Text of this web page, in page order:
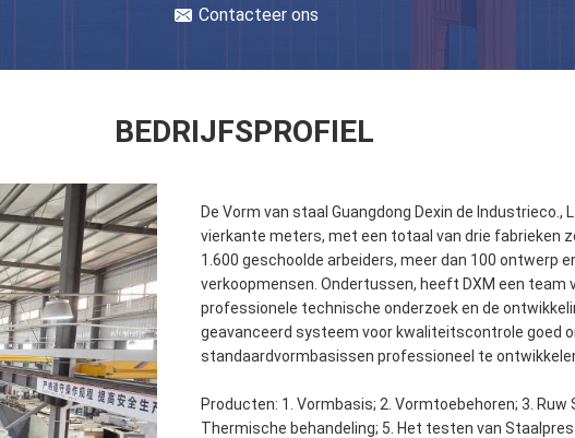
Contacteer ons
BEDRIJFSPROFIEL
De Vorm van staal Guangdong Dexin de
vierkante meters, met een totaal van drie fabrieken
1.600 geschoolde arbeiders, meer dan 100 ontwerp
verkoopmensen. Ondertussen, heeft DXM een team
professionele technische onderzoek en de
geavanceerd systeem voor kwaliteitscontrole goed
standaardvormbasissen professioneel te
Producten: 1. Vormbasis; 2. Vormtoebehoren; 3. Ruw
Thermische behandeling; 5. Het testen van